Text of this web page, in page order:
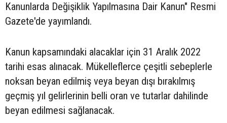
Kanunlarda Değişiklik Yapılmasına Dair Kanun" Resmi
Gazete'de yayımlandı.
Kanun kapsamındaki alacaklar için 31 Aralık 2022
tarihi esas alınacak. Mükelleflerce çeşitli sebeplerle
noksan beyan edilmiş veya beyan dışı bırakılmış
geçmiş yıl gelirlerinin belli oran ve tutarlar dahilinde
beyan edilmesi sağlanacak.